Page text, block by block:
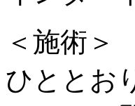
＜施術＞
ひととお